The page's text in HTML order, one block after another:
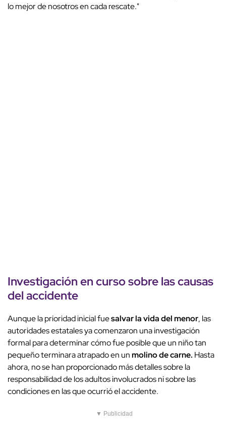
lo mejor de nosotros en cada rescate."
Investigación en curso sobre las causas
del accidente
Aunque la prioridad inicial fuesalvar la vida del menor, las
autoridades estatales ya comenzaron una investigación
formal para determinar cómo fue posible que un niño tan
pequeño terminara atrapado en unmolino de carne. Hasta
ahora, no se han proporcionado más detalles sobre la
responsabilidad de los adultos involucrados ni sobre las
condiciones en las que ocurrió el accidente.
▼ Publicidad